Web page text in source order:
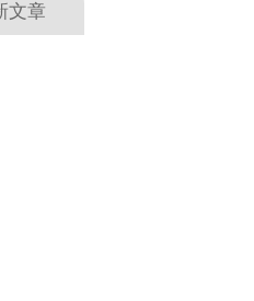
文章